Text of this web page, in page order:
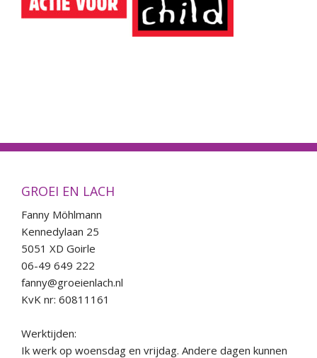
GROEI EN LACH
Fanny Möhlmann
Kennedylaan 25
5051 XD Goirle
06-49 649 222
fanny@groeienlach.nl
KvK nr: 60811161
Werktijden:
Ik werk op woensdag en vrijdag. Andere dagen kunnen